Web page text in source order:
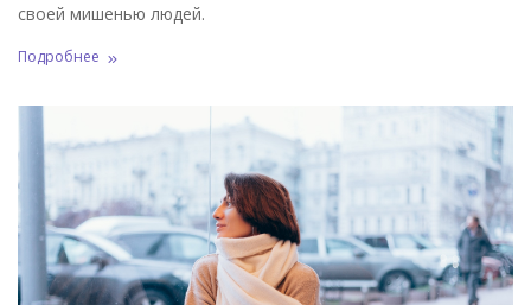
своей мишенью людей.
Подробнее